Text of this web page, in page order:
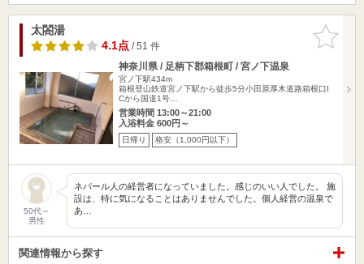
お気に入
りに追加
太閤湯
4.1点/ 51 件
神奈川県 / 足柄下郡箱根町 / 宮ノ下温泉
宮ノ下駅434m
箱根登山鉄道宮ノ下駅から徒歩5分小田原厚木道路箱根口I
Cから国道1号…
営業時間 13:00～21:00
入浴料金 600円～
日帰り 格安（1,000円以下）
50代～
男性
ネパール人の経営者になっていました。感じのいい人でした。 施
設は、特に気になることはありませんでした。個人経営の温泉で
あ…
関連情報から探す